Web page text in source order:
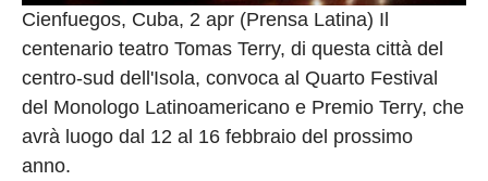
Cienfuegos, Cuba, 2 apr (Prensa Latina) Il
centenario teatro Tomas Terry, di questa città del
centro-sud dell'Isola, convoca al Quarto Festival
del Monologo Latinoamericano e Premio Terry, che
avrà luogo dal 12 al 16 febbraio del prossimo
anno.